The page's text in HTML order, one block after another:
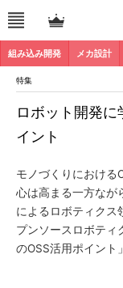
組み込み開発 メカ設計
特集
ロボット開発
イント
モノづくりにおける
心は高まる一方なが
によるロボティクス
プンソースロボティ
のOSS活用ポイント